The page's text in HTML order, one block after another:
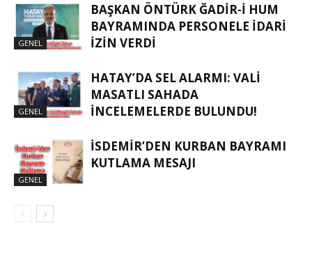
GENEL
BAŞKAN ÖNTÜRK ĞADIR-İ HUM
BAYRAMINDA PERSONELE İDARI
İZIN VERDI
GENEL
HATAY’DA SEL ALARMI: VALI
MASATLI SAHADA
İNCELEMELERDE BULUNDU!
GENEL
İSDEMIR’DEN KURBAN BAYRAMI
KUTLAMA MESAJI